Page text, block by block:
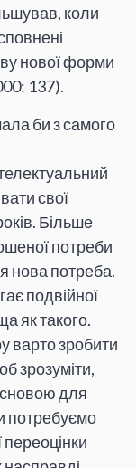
коли
нової форми
137).
би з самого
свої
Більше
потреби
нова потреба.
подвійної
як такого.
варто зробити
зрозуміти,
для
потребуємо
переоцінки